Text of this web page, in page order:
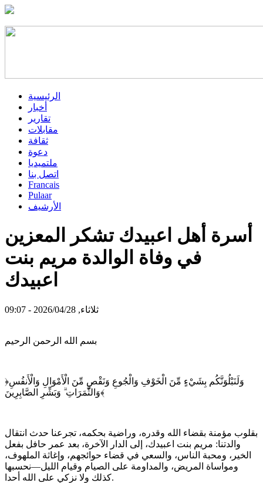
الرئيسية
أخبار
تقارير
مقابلات
ثقافة
دعوة
ملتميديا
اتصل بنا
Francais
Pulaar
الأرشيف
أسرة أهل اعبيدك تشكر المعزين
في وفاة الوالدة مريم بنت
اعبيدك
ثلاثاء, 2026/04/28 - 09:07
بسم الله الرحمن الرحيم
﴿وَلَنَبْلُوَنَّكُم بِشَيْءٍ مِّنَ الْخَوْفِ وَالْجُوعِ وَنَقْصٍ مِّنَ الْأَمْوَالِ وَالْأَنفُسِ
وَالثَّمَرَاتِ ۗ وَبَشِّرِ الصَّابِرِينَ﴾
بقلوب مؤمنة بقضاء الله وقدره، وراضية بحكمه، تجرعنا حدث انتقال
والدتنا: مريم بنت اعبيدك، إلى الدار الآخرة، بعد عمر حافل بفعل
الخير، ومحبة الناس، والسعي في قضاء حوائجهم، وإغاثة الملهوف،
ومواساة المريض، والمداومة على الصيام وقيام الليل—نحسبها
كذلك ولا نزكي على الله أحدا.